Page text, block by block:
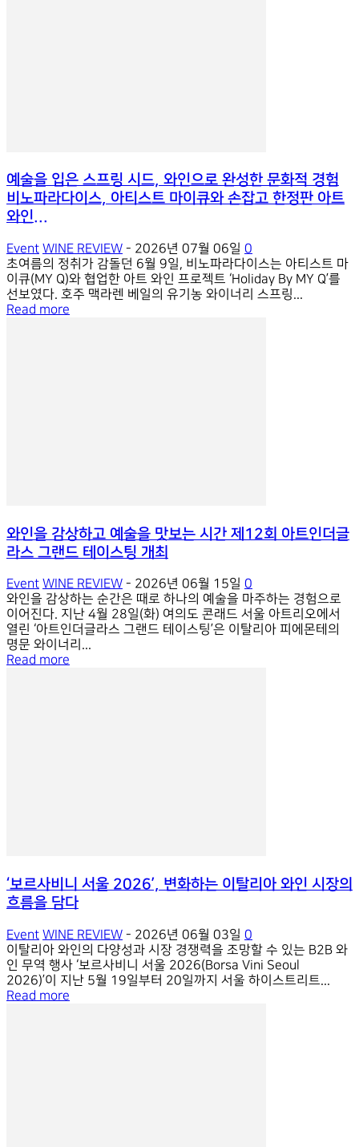
예술을 입은 스프링 시드, 와인으로 완성한 문화적 경험
비노파라다이스, 아티스트 마이큐와 손잡고 한정판 아트
와인...
Event WINE REVIEW - 2026년 07월 06일 0
초여름의 정취가 감돌던 6월 9일, 비노파라다이스는 아티스트 마
이큐(MY Q)와 협업한 아트 와인 프로젝트 ‘Holiday By MY Q’를
선보였다. 호주 맥라렌 베일의 유기농 와이너리 스프링...
Read more
와인을 감상하고 예술을 맛보는 시간 제12회 아트인더글
라스 그랜드 테이스팅 개최
Event WINE REVIEW - 2026년 06월 15일 0
와인을 감상하는 순간은 때로 하나의 예술을 마주하는 경험으로
이어진다. 지난 4월 28일(화) 여의도 콘래드 서울 아트리오에서
열린 ‘아트인더글라스 그랜드 테이스팅’은 이탈리아 피에몬테의
명문 와이너리...
Read more
‘보르사비니 서울 2026’, 변화하는 이탈리아 와인 시장의
흐름을 담다
Event WINE REVIEW - 2026년 06월 03일 0
이탈리아 와인의 다양성과 시장 경쟁력을 조망할 수 있는 B2B 와
인 무역 행사 ‘보르사비니 서울 2026(Borsa Vini Seoul
2026)’이 지난 5월 19일부터 20일까지 서울 하이스트리트...
Read more